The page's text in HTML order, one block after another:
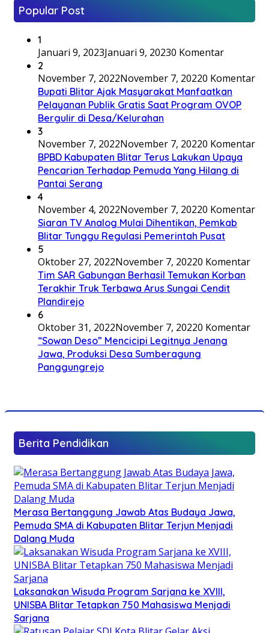
Popular Post
1
Januari 9, 2023Januari 9, 20230 Komentar
2
November 7, 2022November 7, 20220 Komentar
Bupati Blitar Ajak Masyarakat Manfaatkan
Pelayanan Publik Gratis Saat Program OVOP
Bergulir di Desa/Kelurahan
3
November 7, 2022November 7, 20220 Komentar
BPBD Kabupaten Blitar Terus Lakukan Upaya
Pencarian Terhadap Pemuda Yang Hilang di
Pantai Serang
4
November 4, 2022November 7, 20220 Komentar
Siaran TV Analog Mulai Dihentikan, Pemkab
Blitar Tunggu Regulasi Pemerintah Pusat
5
Oktober 27, 2022November 7, 20220 Komentar
Tim SAR Gabungan Berhasil Temukan Korban
Terakhir Truk Terbawa Arus Sungai Cendit
Plandirejo
6
Oktober 31, 2022November 7, 20220 Komentar
“Sowan Deso” Mencicipi Legitnya Jenang
Jawa, Produksi Desa Sumberagung
Panggungrejo
Berita Pendidikan
Merasa Bertanggung Jawab Atas Budaya Jawa,
Pemuda SMA di Kabupaten Blitar Terjun Menjadi
Dalang Muda
Laksanakan Wisuda Program Sarjana ke XVIII,
UNISBA Blitar Tetapkan 750 Mahasiswa Menjadi
Sarjana